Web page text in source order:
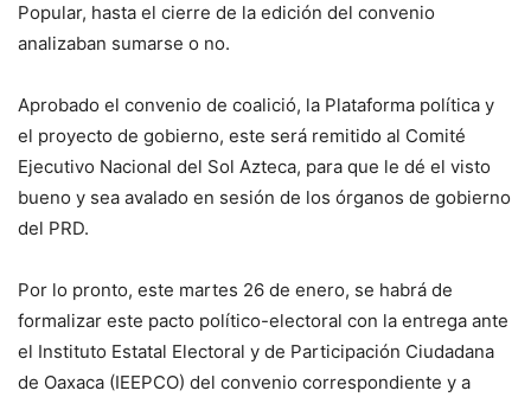
Popular, hasta el cierre de la edición del convenio
analizaban sumarse o no.
Aprobado el convenio de coalició, la Plataforma política y
el proyecto de gobierno, este será remitido al Comité
Ejecutivo Nacional del Sol Azteca, para que le dé el visto
bueno y sea avalado en sesión de los órganos de gobierno
del PRD.
Por lo pronto, este martes 26 de enero, se habrá de
formalizar este pacto político-electoral con la entrega ante
el Instituto Estatal Electoral y de Participación Ciudadana
de Oaxaca (IEEPCO) del convenio correspondiente y a